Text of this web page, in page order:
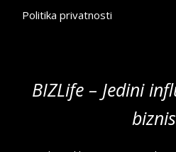
Politika privatnosti
BIZLife – Jedini